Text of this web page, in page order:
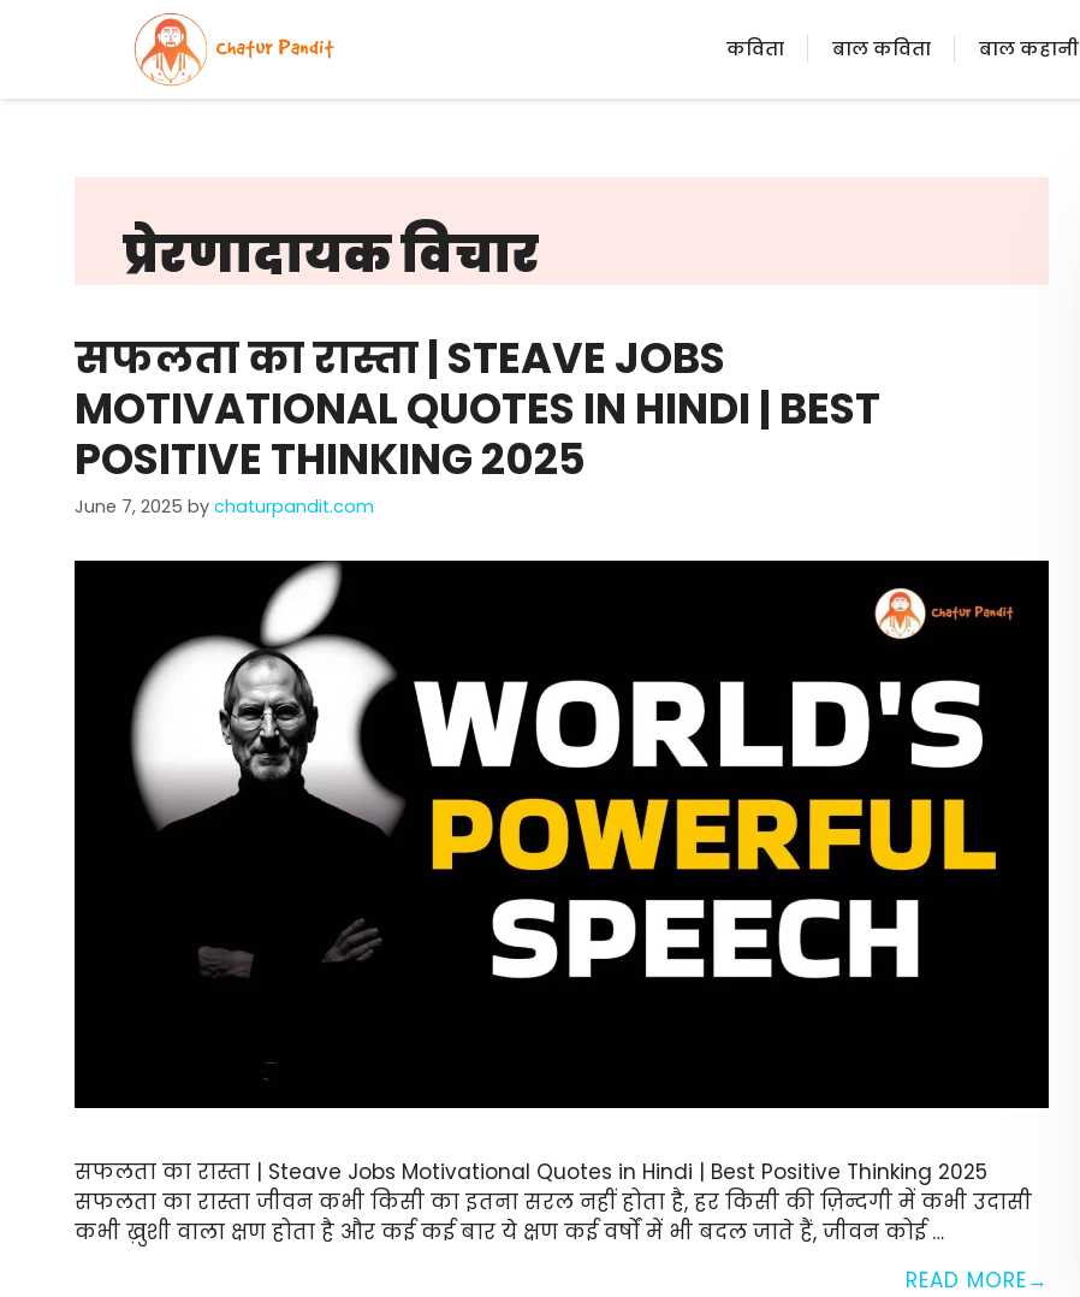
कविता बाल कविता बाल कहानी
प्रेरणादायक विचार
सफलता का रास्ता | STEAVE JOBS
MOTIVATIONAL QUOTES IN HINDI | BEST
POSITIVE THINKING 2025
June 7, 2025 by chaturpandit.com
सफलता का रास्ता | Steave Jobs Motivational Quotes in Hindi | Best Positive Thinking 2025
सफलता का रास्ता जीवन कभी किसी का इतना सरल नहीं होता है, हर किसी की ज़िन्दगी में कभी उदासी
कभी ख़ुशी वाला क्षण होता है और कई कई बार ये क्षण कई वर्षों में भी बदल जाते हैं, जीवन कोई …
READ MORE